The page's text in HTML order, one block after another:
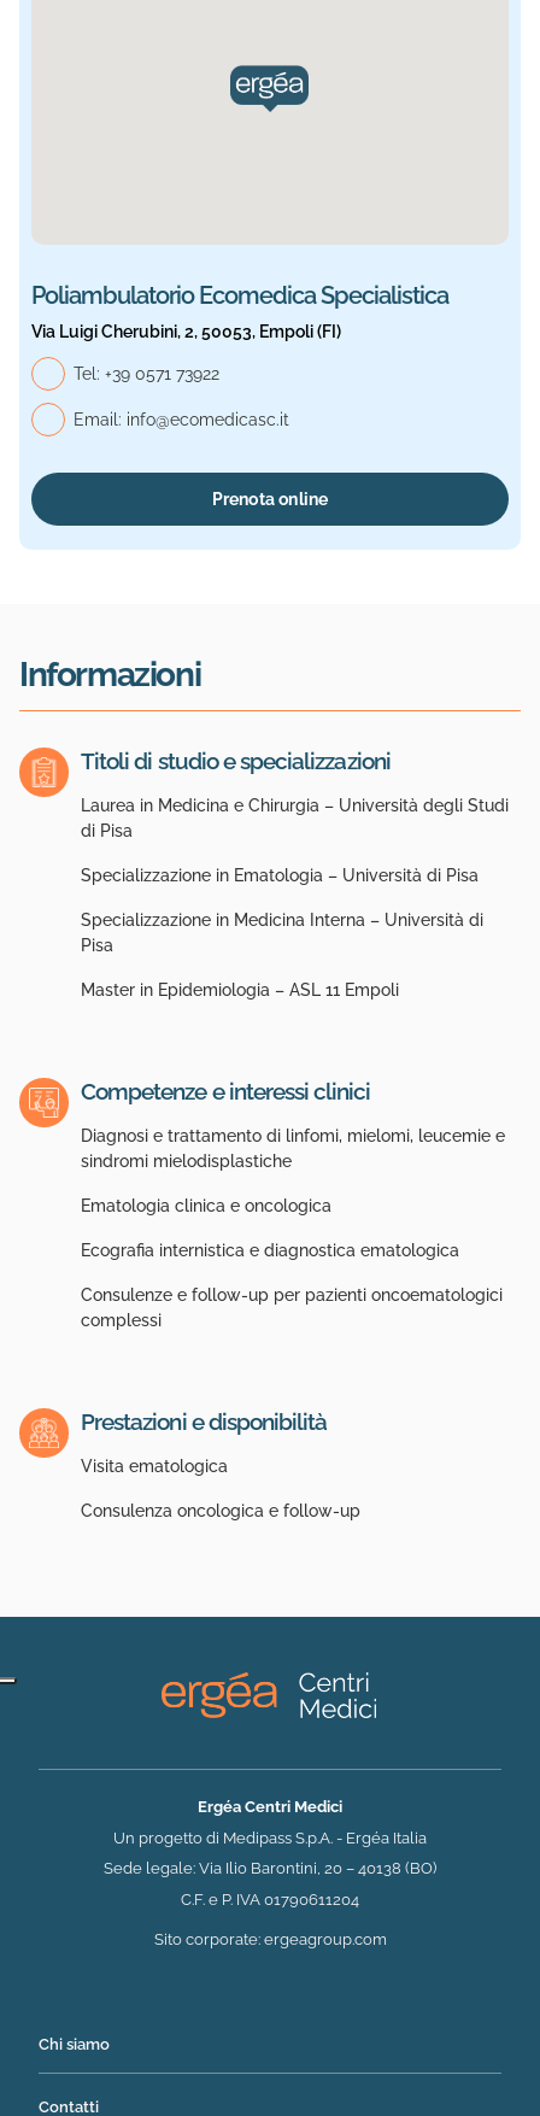
Poliambulatorio Ecomedica Specialistica
Via Luigi Cherubini, 2, 50053, Empoli (FI)
Tel: Telefono generale, Ecomedica Specialistica
+39 0571 73922
Email: info@ecomedicasc.it
Prenota online
Informazioni
Titoli di studio e specializzazioni
Laurea in Medicina e Chirurgia – Università degli Studi
di Pisa
Specializzazione in Ematologia – Università di Pisa
Specializzazione in Medicina Interna – Università di
Pisa
Master in Epidemiologia – ASL 11 Empoli
Competenze e interessi clinici
Diagnosi e trattamento di linfomi, mielomi, leucemie e
sindromi mielodisplastiche
Ematologia clinica e oncologica
Ecografia internistica e diagnostica ematologica
Consulenze e follow-up per pazienti oncoematologici
complessi
Prestazioni e disponibilità
Visita ematologica
Consulenza oncologica e follow-up
Ergéa Centri Medici
Un progetto di Medipass S.p.A. - Ergéa Italia
Sede legale: Via Ilio Barontini, 20 – 40138 (BO)
C.F. e P. IVA 01790611204
Sito corporate: ergeagroup.com(si apre in una nuova
Chi siamo
Contatti